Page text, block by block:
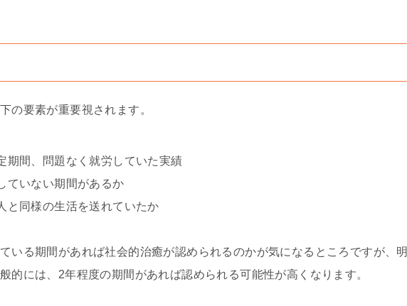
の要素が重要視されます。
期間、問題なく就労していた実績
ていない期間があるか
と同様の生活を送れていたか
いる期間があれば社会的治癒が認められるのかが気になるところですが、明
的には、2年程度の期間があれば認められる可能性が高くなります。